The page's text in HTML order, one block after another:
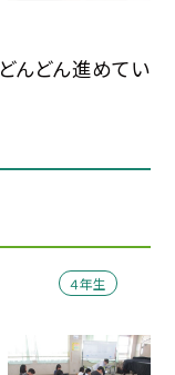
んどん進めてい
４年生